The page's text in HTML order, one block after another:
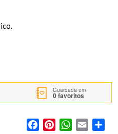
Guardada em
0favoritos
FacebookPinterestWhatsApp
Email